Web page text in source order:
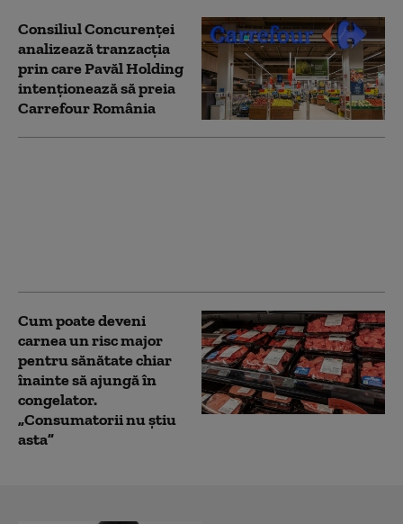
Consiliul Concurenței
analizează tranzacția
prin care Pavăl Holding
intenționează să preia
Carrefour România
Cum poate deveni
carnea un risc major
pentru sănătate chiar
înainte să ajungă în
congelator.
„Consumatorii nu știu
asta”